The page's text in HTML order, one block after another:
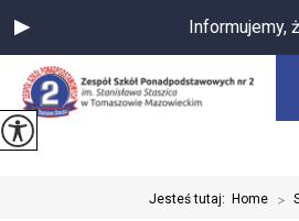
Informujemy,
Jesteś tutaj: Home >